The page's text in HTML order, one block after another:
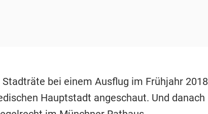
bei einem Ausflug im Frühjahr 2018
Hauptstadt angeschaut. Und danach